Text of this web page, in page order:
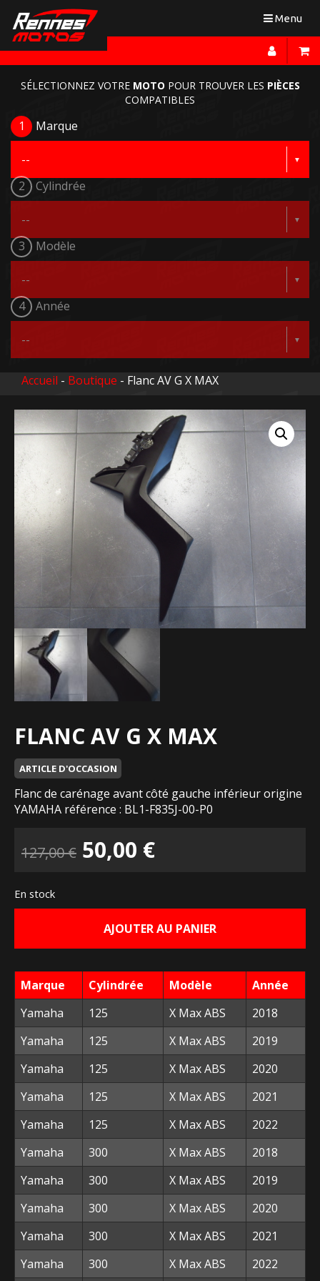
Toggle
Menu
SÉLECTIONNEZ VOTRE MOTO POUR TROUVER LES PIÈCES
COMPATIBLES
1 Marque
2 Cylindrée
3 Modèle
4 Année
Accueil - Boutique - Flanc AV G X MAX
FLANC AV G X MAX
ARTICLE D'OCCASION
Flanc de carénage avant côté gauche inférieur origine
YAMAHA référence : BL1-F835J-00-P0
127,00€ Le
initial
était :
127,00 €.
50,00 €Le
actuel
est :
50,00 €.
En stock
AJOUTER AU PANIER
Marque Cylindrée Modèle
Année
Yamaha
125 X Max ABS
2018
Yamaha
125 X Max ABS
2019
Yamaha
125 X Max ABS
2020
Yamaha
125 X Max ABS
2021
Yamaha
125 X Max ABS
2022
Yamaha
300 X Max ABS
2018
Yamaha
300 X Max ABS
2019
Yamaha
300 X Max ABS
2020
Yamaha
300 X Max ABS
2021
Yamaha
300 X Max ABS 2022